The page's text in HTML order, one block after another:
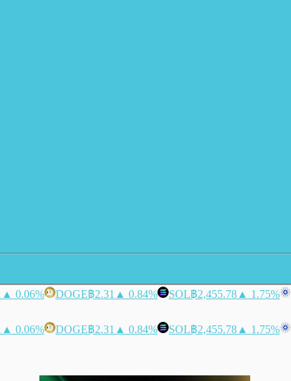
▲ 0.06% DOGE฿2.31 ▲ 0.84% SOL฿2,455.78 ▲ 1.75%
▲ 0.06% DOGE฿2.31 ▲ 0.84% SOL฿2,455.78 ▲ 1.75%